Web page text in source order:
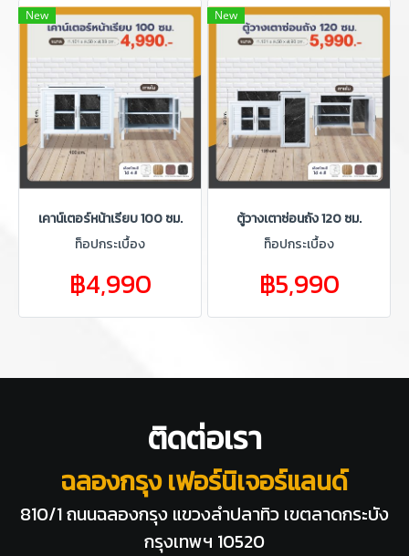
New
เคาน์เตอร์หน้าเรียบ 100 ซม.
ท็อปกระเบื้อง
฿4,990
New
ตู้วางเตาซ่อนถัง 120 ซม.
ท็อปกระเบื้อง
฿5,990
ติดต่อเรา
ฉลองกรุง เฟอร์นิเจอร์แลนด์
810/1 ถนนฉลองกรุง แขวงลำปลาทิว เขตลาดกระบัง
กรุงเทพฯ 10520